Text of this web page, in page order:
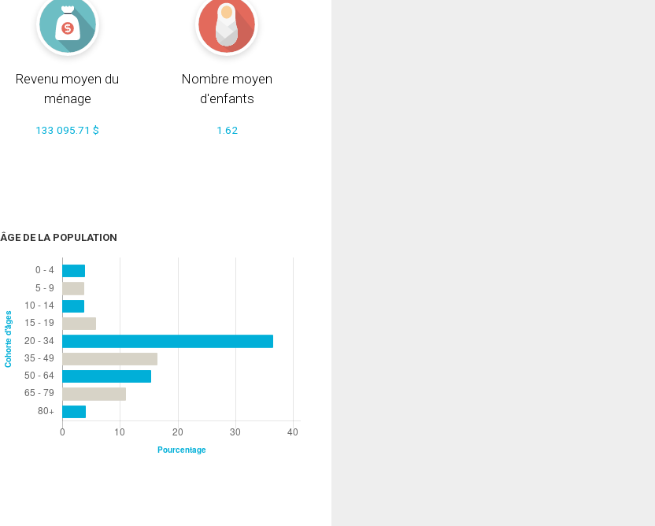
Revenu moyen du
ménage
133 095.71 $
Nombre moyen
d'enfants
1.62
ÂGE DE LA POPULATION